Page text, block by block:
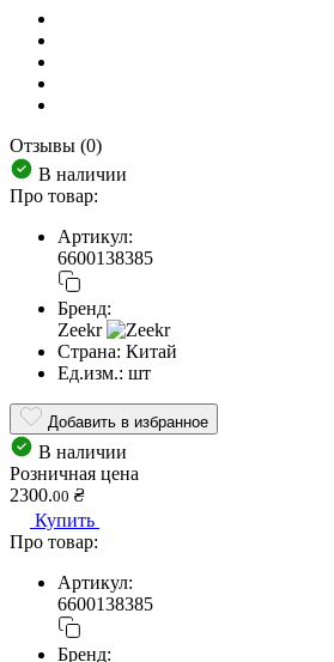
Отзывы (0)
В наличии
Про товар:
Артикул:
6600138385
Бренд:
Zeekr
Страна: Китай
Ед.изм.: шт
Добавить в избранное
В наличии
Розничная цена
2300.00 ₴
Купить
Про товар:
Артикул:
6600138385
Бренд: